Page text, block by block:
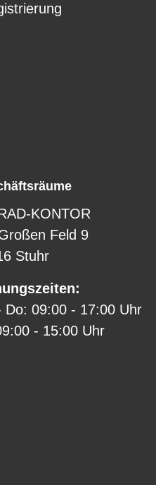
KONTOR
Feld 9
Stuhr
Do: 09:00 - 17:00 Uhr
- 15:00 Uhr